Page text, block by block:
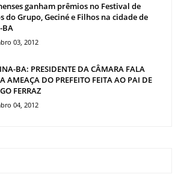
ganham prêmios no Festival de
do Grupo, Geciné e Filhos na cidade de
BA
03, 2012
BA: PRESIDENTE DA CÂMARA FALA
AMEAÇA DO PREFEITO FEITA AO PAI DE
FERRAZ
04, 2012